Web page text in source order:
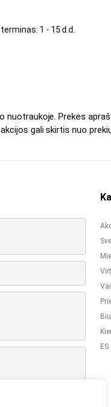
1 - 15 d.d.
Prekės
gali skirtis nuo